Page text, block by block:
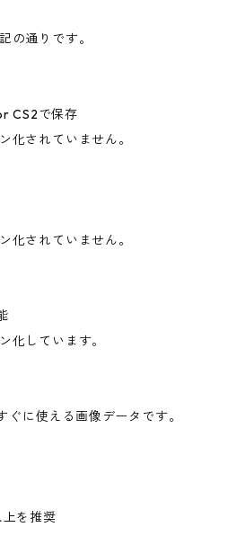
の通りです。
CS2で保存
化されていません。
化されていません。
化しています。
ぐに使える画像データです。
を推奨